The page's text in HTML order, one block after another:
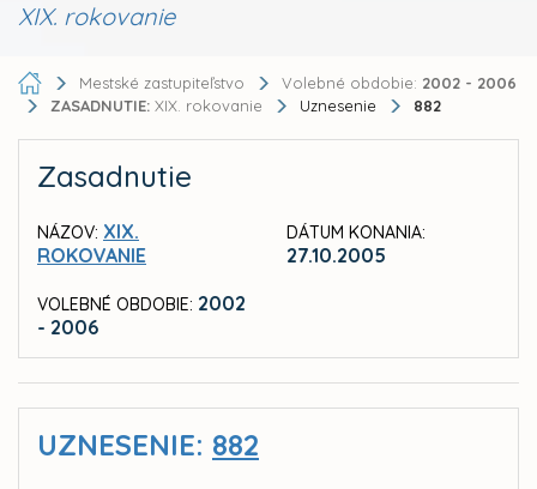
XIX. rokovanie
Mestské zastupiteľstvo Volebné obdobie: 2002 - 2006
ZASADNUTIE: XIX. rokovanie Uznesenie 882
Zasadnutie
NÁZOV: XIX.
ROKOVANIE
VOLEBNÉ OBDOBIE: 2002
- 2006
DÁTUM KONANIA:
27.10.2005
UZNESENIE: 882